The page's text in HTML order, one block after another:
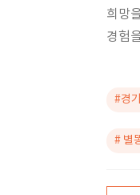
희망
경험
#경
# 별